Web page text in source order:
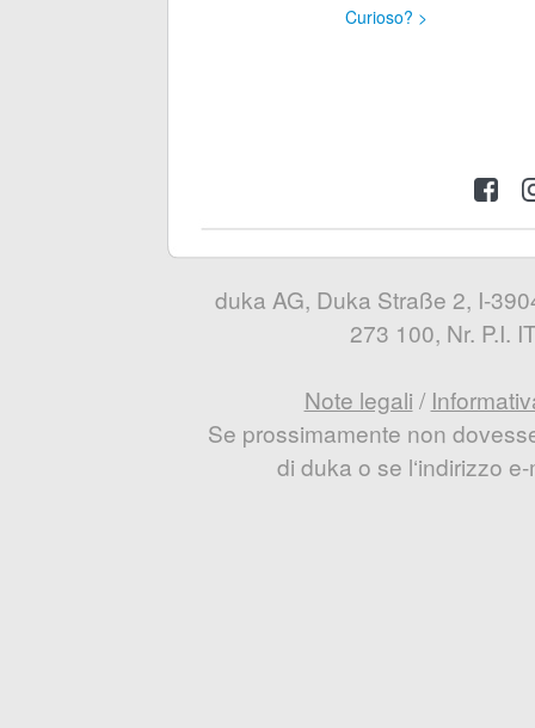
Curioso? >
duka AG, Duka Straße 2, I-
273 100, Nr. P.I.
Note legali /
Se prossimamente non
di duka o se l‘indirizzo